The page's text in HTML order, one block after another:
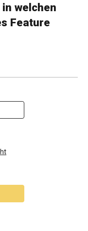
welchen
Feature